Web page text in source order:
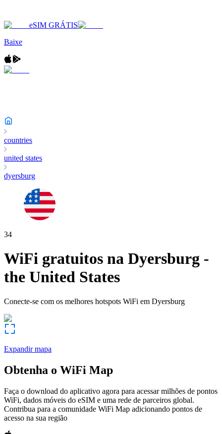
eSIM GRÁTIS
Baixe
countries
united states
dyersburg
34
WiFi gratuitos na Dyersburg -
the United States
Conecte-se com os melhores hotspots WiFi em Dyersburg
Expandir mapa
Obtenha o WiFi Map
Faça o download do aplicativo agora para acessar milhões de pontos
WiFi, dados móveis do eSIM e uma rede de parceiros global.
Contribua para a comunidade WiFi Map adicionando pontos de
acesso na sua região